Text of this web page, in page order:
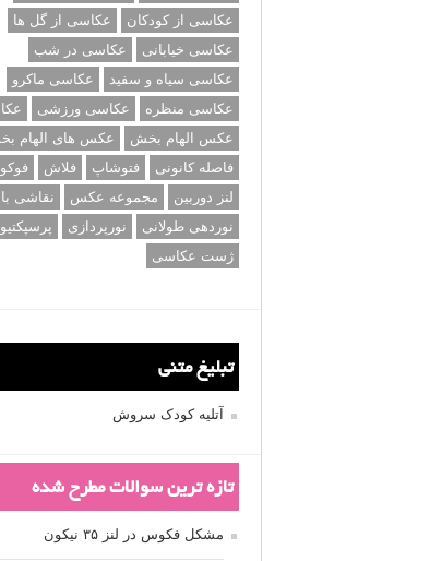
عکاسی از کودکان
عکاسی از گل ها
عکاسی خیابانی
عکاسی در شب
عکاسی سیاه و سفید
عکاسی ماکرو
عکاسی منظره
عکاسی ورزشی
عکس الهام بخش
عکس های الهام
فاصله کانونی
فتوشاپ فلاش
لنز دوربین
مجموعه عکس نقاشی با
نوردهی طولانی
نورپردازی
پرسپکتیو
ژست عکاسی
تبلیغ متنی
آتلیه کودک سروش
تازه ترین سوالات مطرح شده
مشکل فکوس در لنز ۳۵ نیکون